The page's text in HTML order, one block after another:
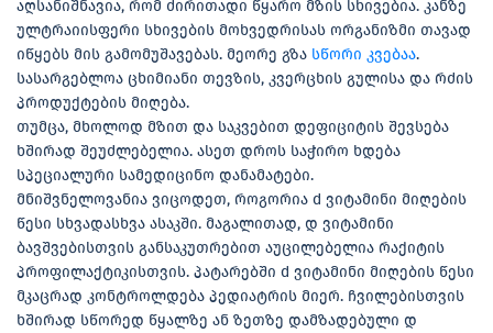
აღსანიშნავია, რომ ძირითადი წყარო მზის სხივებია. კანზე
ულტრაიისფერი სხივების მოხვედრისას ორგანიზმი თავად
იწყებს მის გამომუშავებას. მეორე გზა სწორი კვებაა.
სასარგებლოა ცხიმიანი თევზის, კვერცხის გულისა და რძის
პროდუქტების მიღება.
თუმცა, მხოლოდ მზით და საკვებით დეფიციტის შევსება
ხშირად შეუძლებელია. ასეთ დროს საჭირო ხდება
სპეციალური სამედიცინო დანამატები.
მნიშვნელოვანია ვიცოდეთ, როგორია d ვიტამინი მიღების
წესი სხვადასხვა ასაკში. მაგალითად, დ ვიტამინი
ბავშვებისთვის განსაკუთრებით აუცილებელია რაქიტის
პროფილაქტიკისთვის. პატარებში d ვიტამინი მიღების წესი
მკაცრად კონტროლდება პედიატრის მიერ. ჩვილებისთვის
ხშირად სწორედ წყალზე ან ზეთზე დამზადებული დ